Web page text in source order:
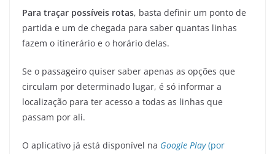
Para traçar possíveis rotas, basta definir um ponto de
partida e um de chegada para saber quantas linhas
fazem o itinerário e o horário delas.
Se o passageiro quiser saber apenas as opções que
circulam por determinado lugar, é só informar a
localização para ter acesso a todas as linhas que
passam por ali.
O aplicativo já está disponível na Google Play(por